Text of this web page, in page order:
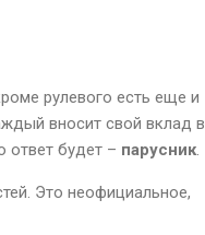
рулевого есть еще и
вносит свой вклад в
ответ будет – парусник
Это неофициальное,